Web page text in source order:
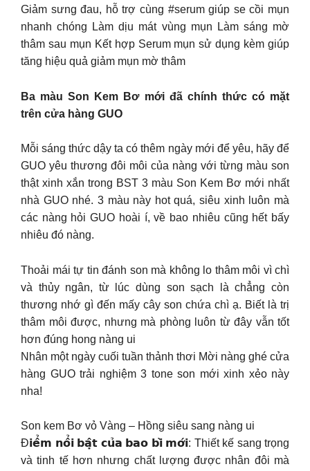
Giảm sưng đau, hỗ trợ cùng #serum giúp se cồi mụn
nhanh chóng Làm dịu mát vùng mụn Làm sáng mờ
thâm sau mụn Kết hợp Serum mụn sử dụng kèm giúp
tăng hiệu quả giảm mụn mờ thâm
Ba màu Son Kem Bơ mới đã chính thức có mặt
trên cửa hàng GUO
Mỗi sáng thức dậy ta có thêm ngày mới để yêu, hãy để
GUO yêu thương đôi môi của nàng với từng màu son
thật xinh xắn trong BST 3 màu Son Kem Bơ mới nhất
nhà GUO nhé. 3 màu này hot quá, siêu xinh luôn mà
các nàng hỏi GUO hoài í, về bao nhiêu cũng hết bấy
nhiêu đó nàng.
Thoải mái tự tin đánh son mà không lo thâm môi vì chì
và thủy ngân, từ lúc dùng son sạch là chẳng còn
thương nhớ gì đến mấy cây son chứa chì ạ. Biết là trị
thâm môi được, nhưng mà phòng luôn từ đây vẫn tốt
hơn đúng hong nàng ui
Nhân một ngày cuối tuần thảnh thơi Mời nàng ghé cửa
hàng GUO trải nghiệm 3 tone son mới xinh xẻo này
nha!
Son kem Bơ vỏ Vàng – Hồng siêu sang nàng ui
Đ𝗶𝗲̂̉𝗺 𝗻𝗼̂̉𝗶 𝗯𝗮̣̂𝘁 𝗰𝘂̉𝗮 𝗯𝗮𝗼 𝗯𝗶̀ 𝗺𝗼̛́𝗶: Thiết kế sang trọng
và tinh tế hơn nhưng chất lượng được nhân đôi mà